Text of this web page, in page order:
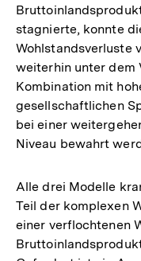
stagnierte, konnte
Wohlstandsverluste
weiterhin unter dem
Kombination mit
gesellschaftlichen
bei einer
Niveau bewahrt
Alle drei Modelle
Teil der komplexen
einer verflochtenen